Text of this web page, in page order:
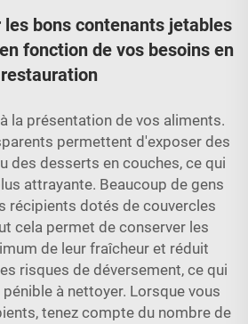
bons contenants jetables
fonction de vos besoins en
restauration
la présentation de vos aliments.
permettent d'exposer des
des desserts en couches, ce qui
attrayante. Beaucoup de gens
récipients dotés de couvercles
cela permet de conserver les
de leur fraîcheur et réduit
risques de déversement, ce qui
à nettoyer. Lorsque vous
tenez compte du nombre de